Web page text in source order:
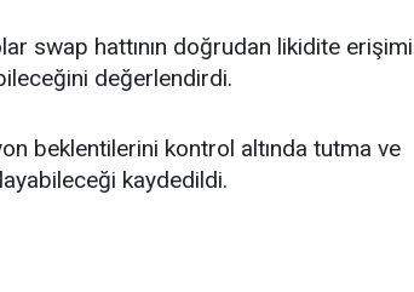
swap hattının doğrudan likidite erişimi
değerlendirdi.
beklentilerini kontrol altında tutma ve
kaydedildi.